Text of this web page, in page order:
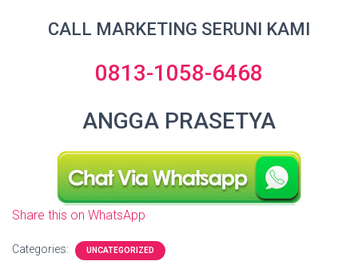
CALL MARKETING SERUNI KAMI
0813-1058-6468
ANGGA PRASETYA
Share this on WhatsApp
Categories: UNCATEGORIZED